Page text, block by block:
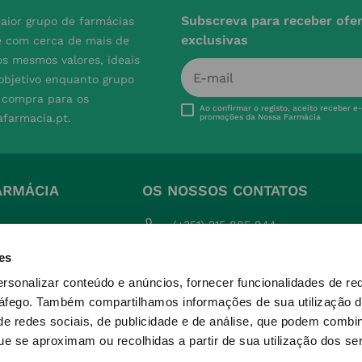
conteúdo e anúncios, fornecer funcionalidades de
Também compartilhamos informações de sua utilização
redes sociais, de publicidade e de análise, que podem
se aproximam ou recolhidas a partir de sua utilização dos
grupo de farmácias
com cerca de mais de
mesmos valores, ideais
enquanto grupo
para os
Subscreva para receber
exclusivas
Ao confirmar o registo, aceito receber
promoções da Nossa Farmácia
OS NOSSOS CONTATOS
(+351) 215 885 944
Farmácias perto de si